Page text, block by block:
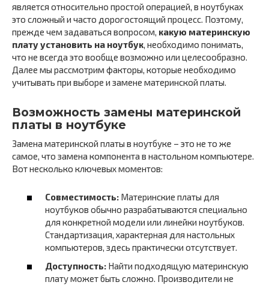
является относительно простой операцией, в ноутбуках
это сложный и часто дорогостоящий процесс. Поэтому,
прежде чем задаваться вопросом, какую материнскую
плату установить на ноутбук, необходимо понимать,
что не всегда это вообще возможно или целесообразно.
Далее мы рассмотрим факторы, которые необходимо
учитывать при выборе и замене материнской платы.
Возможность замены материнской
платы в ноутбуке
Замена материнской платы в ноутбуке – это не то же
самое, что замена компонента в настольном компьютере.
Вот несколько ключевых моментов:
Совместимость: Материнские платы для
ноутбуков обычно разрабатываются специально
для конкретной модели или линейки ноутбуков.
Стандартизация, характерная для настольных
компьютеров, здесь практически отсутствует.
Доступность: Найти подходящую материнскую
плату может быть сложно. Производители не